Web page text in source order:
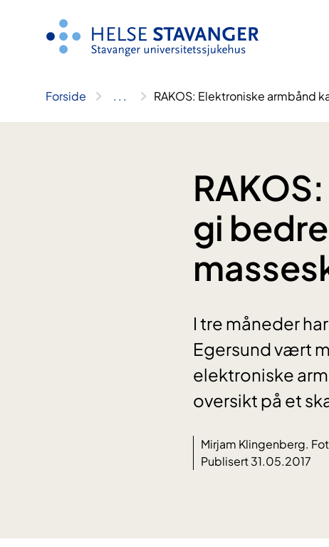
Forside .. . RAKOS: Elektroniske armbånd
gi
I tre måneder
Egersund vært
elektroniske
oversikt på et
Mirjam Klingenberg.
Publisert 31.05.2017